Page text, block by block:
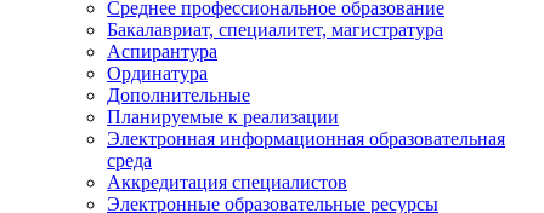
Среднее профессиональное образование
Бакалавриат, специалитет, магистратура
Аспирантура
Ординатура
Дополнительные
Планируемые к реализации
Электронная информационная образовательная
среда
Аккредитация специалистов
Электронные образовательные ресурсы